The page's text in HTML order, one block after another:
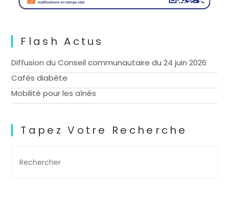
Flash Actus
Diffusion du Conseil communautaire du 24 juin 2026
Cafés diabète
Mobilité pour les aînés
Tapez Votre Recherche